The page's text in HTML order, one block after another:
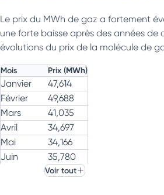
Le prix du MWh de gaz a fortement
une forte baisse après des années de
évolutions du prix de la molécule de
Mois Prix (MWh)
Janvier
47,614
Février
49,688
Mars
41,035
Avril
34,697
Mai
34,166
Juin
35,780
33,063
Voir tout